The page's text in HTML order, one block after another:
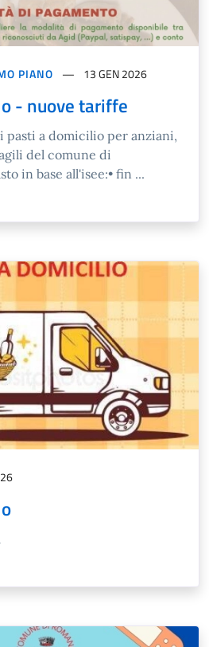
PIANO 13 GEN 2026
- nuove tariffe
pasti a domicilio per anziani,
del comune di
in base all'isee:• fin ...